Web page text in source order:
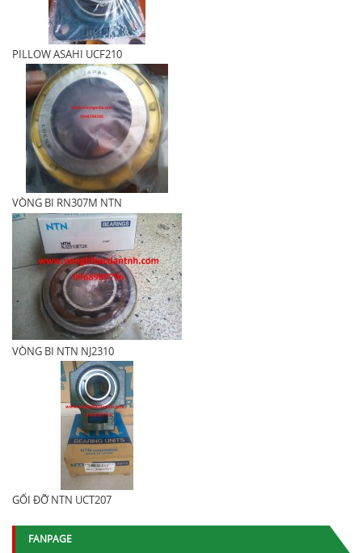
PILLOW ASAHI UCF210
VÒNG BI RN307M NTN
VÒNG BI NTN NJ2310
GỐI ĐỠ NTN UCT207
FANPAGE